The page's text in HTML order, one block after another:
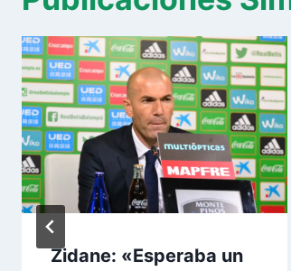
Zidane: «Esperaba un